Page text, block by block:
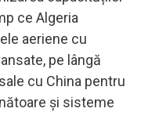
ce Algeria
aeriene cu
pe lângă
cu China pentru
și sisteme